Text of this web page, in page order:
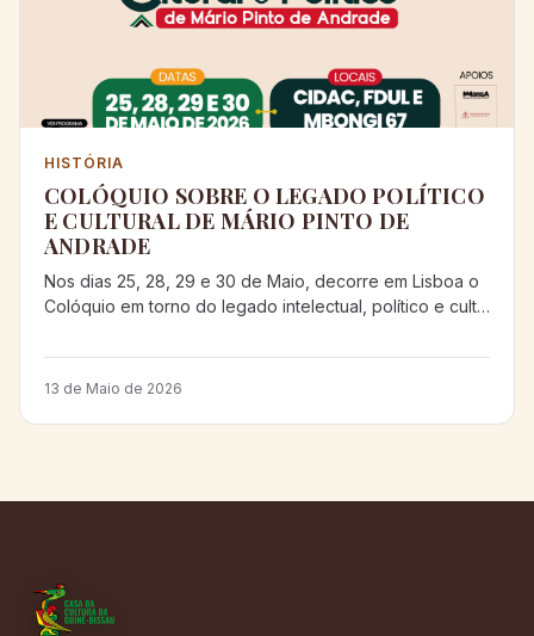
HISTÓRIA
COLÓQUIO SOBRE O LEGADO POLÍTICO
E CULTURAL DE MÁRIO PINTO DE
ANDRADE
Nos dias 25, 28, 29 e 30 de Maio, decorre em Lisboa o
Colóquio em torno do legado intelectual, político e cult…
13 de Maio de 2026